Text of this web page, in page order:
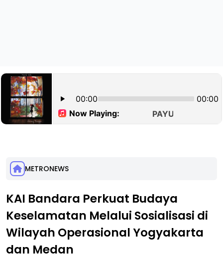
METRONEWS
KAI Bandara Perkuat Budaya
Keselamatan Melalui Sosialisasi di
Wilayah Operasional Yogyakarta
dan Medan